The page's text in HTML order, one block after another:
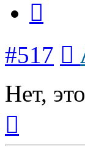
#517
Нет,
началу